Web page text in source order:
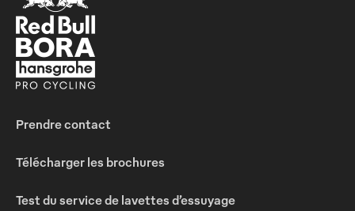
Prendre contact
Télécharger les brochures
Test du service de lavettes d’essuyage